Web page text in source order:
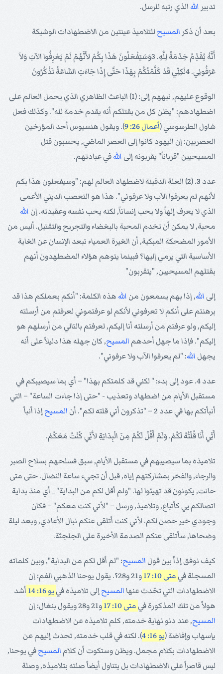
تدبير الله الذي رتبه للرسل.
بعد أن ذكر المسيح للتلاميذ عينتين من الاضطهادات الوشيكة
أَنَّهُ يُقَدِّمُ خِدْمَةً لِلَّهِ. 3وَسَيَفْعَلُونَ هَذَا بِكُمْ لأَنَّهُمْ لَمْ يَعْرِفُوا الآبَ وَلاَ
عَرَفُونِي. 4لَكِنِّي قَدْ كَلَّمْتُكُمْ بِهَذَا حَتَّى إِذَا جَاءَتِ السَّاعَةُ تَذْكُرُونَ
الوقوع عليهم, نبههم إلى: (1) الباعث الظاهري الذي يحمل العالم على
اضطهادهم: "يظن كل من يقتلكم أنه يقدم خدمة لله". وكذلك فعل
شاول الطرسوسي (أعمال 26: 9
). ويقول هنسيوس أحد المؤرخين
العصريين: إن اليهود كانوا إلى العصر الماضي, يحسبون قتل
المسيحيين "قرباناً" يقربونه إلى اللهفي عبادتهم.
عدد 3. (2) العلة الدفينة لاضطهاد العالم لهم: "وسيفعلون هذا بكم
لأنهم لم يعرفوا الآب ولا عرفوني". هذا هو التعصب الديني الأعمى
الذي لا يعرف إلهاً ولا يحب إنساناً, لكنه يحب نفسه وعقيدته. إن الله
محبة, لا يمكن أن تخدم المحبة بالبغضاء والتجريح والتقتيل. أليس من
الأمور المضحكة المبكية, أن الغيرة العمياء تبعد الإنسان عن الغاية
الأساسية التي يرمي إليها؟ فبينما يتوهم هؤلاء المضطهدون أنهم
بقتلهم المسيحيين, "يتقربون"
إلى الله, إذا بهم يسمعون من الله هذه الكلمة: "أنكم بعملكم هذا قد
برهنتم على أنكم لا تعرفوني لأنكم لو عرفتموني لعرفتم من أرسلته
إليكم, ولو عرفتم من أرسلته أنا إليكم, لعرفتم بالتالي من أرسلهم هو
إليكم". فإذا ما جهل أحدهم المسيح, كان جهله هذا دليلاً على أنه
يجهل الله: "لم يعرفوا الآب ولا عرفوني".
عدد 4. عود إلى بدء: " لكني قد كلمتكم بهذا" – أي بما سيصيبكم في
مستقبل الأيام من اضطهاد وتعذيب - "حتى إذا جاءت الساعة" – التي
أنبأتكم بها في عدد 2 – "تذكرون أني قلته لكم". أن
المسيحإذا أنبأ
أَنِّي أَنَا قُلْتُهُ لَكُمْ. وَلَمْ أَقُلْ لَكُمْ مِنَ الْبِدَايَةِ لأَنِّي كُنْتُ مَعَكُمْ.
تلاميذه بما سيصيبهم في مستقبل الأيام, سبق فسلحهم بسلاح الصبر
والرجاء, والفخر بمشاركتهم إياه, قبل أن تجيء ساعة النضال. حتى متى
حانت, يكونون قد تهيئوا لها. "ولم أقل لكم من البداية" _ أي منذ بداية
اتصالكم بي كأتباع, وتلاميذ, ورسل – "لأني كنت معكم" – فكان
وجودي خير حصن لكم. لأني كنت أتلقى عنكم نبال الأعادي, وبعد ليلة
وضحاها, سأتلقى عنكم الصدمة الأخيرة على الجلجثة.
كيف نوفق إذاً بين قول المسيح: "لم أقل لكم من البداية", وبين كلماته
المسجلة في متى 10: 17
و21 و28؟. يقول يوحنا الذهبي الفم: إن
الاضطهادات التي تحّدث عنهاالمسيحإلى تلاميذه في يو 16: 14
أشد
هولاً من تلك المذكورة في متى 10: 17
و21 و28 ويقول بنغال: إن
المسيح, عند دنو نهاية خدمته, كلم تلاميذه عن الاضطهادات
بإسهاب وإفاضة (يو 16: 4
). لكنه في قلب خدمته, تحدث إليهم عن
الاضطهادات بكلام مجمل. ويظن وستكوت أن كلام المسيحفي يوحنا,
ليس قاصراً على الاضطهادات بل يتناول أيضاً صلته بتلاميذه, وصلة